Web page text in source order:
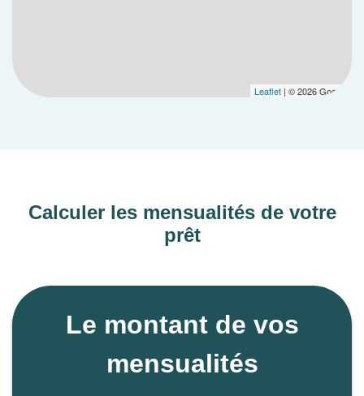
Leaflet | © 2026 Google
Calculer les mensualités de votre
prêt
Le montant de vos
mensualités